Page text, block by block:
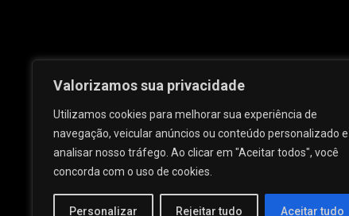
Valorizamos sua privacidade
Utilizamos cookies para melhorar sua experiência de
navegação, veicular anúncios ou conteúdo personalizado e
analisar nosso tráfego. Ao clicar em "Aceitar todos", você
concorda com o uso de cookies.
Personalizar Rejeitar tudo Aceitar tudo
Rua José e Maria Passos, nº 25 - Centro -
Palmeira dos Índios - AL.